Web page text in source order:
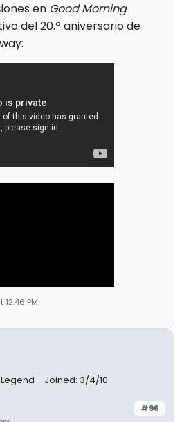
en Good Morning
del 20.º aniversario de
PM
Joined: 3/4/10
#96